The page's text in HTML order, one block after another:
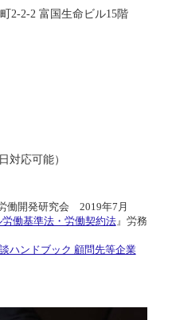
2-2-2 富国生命ビル15階
対応可能）
働開発研究会 2019年7月
働基準法・労働契約法』労務
ハンドブック 顧問先等企業